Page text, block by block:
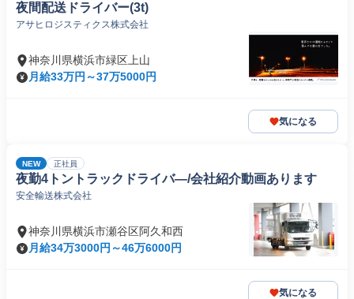
夜間配送ドライバー(3t)
アサヒロジスティクス株式会社
神奈川県横浜市緑区上山
月給33万円～37万5000円
気になる
NEW 正社員
夜勤4トントラックドライバ―/会社紹介動画あります
安全輸送株式会社
神奈川県横浜市瀬谷区阿久和西
月給34万3000円～46万6000円
気になる